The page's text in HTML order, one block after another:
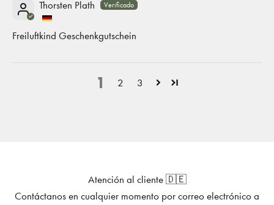
Thorsten Plath
Freiluftkind Geschenkgutschein
1 2 3
Atención al cliente 🇩🇪
Contáctanos en cualquier momento por correo electrónico a